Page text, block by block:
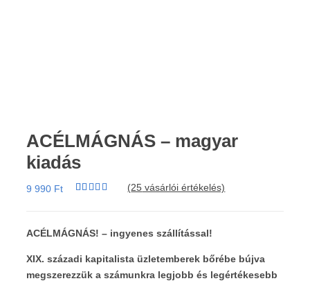
ACÉLMÁGNÁS – magyar
kiadás
9 990 Ft
értékelés
(25 vásárlói értékelés)
ACÉLMÁGNÁS! – ingyenes szállítással!
XIX. századi kapitalista üzletemberek bőrébe bújva
megszerezzük a számunkra legjobb és legértékesebb